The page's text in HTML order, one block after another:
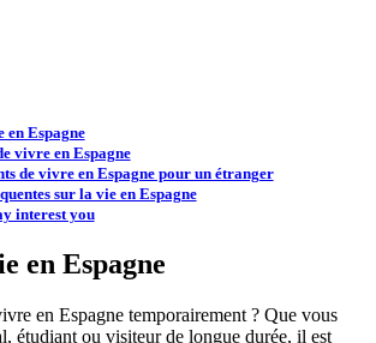
en Espagne
vivre en Espagne
de vivre en Espagne pour un étranger
sur la vie en Espagne
interest you
en Espagne
en Espagne temporairement ? Que vous
étudiant ou visiteur de longue durée, il est